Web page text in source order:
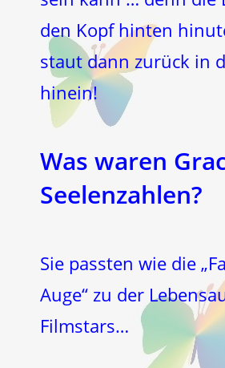
den Kopf hinten
staut dann zurück in
hinein!
Was waren
Seelenzahlen?
Sie passten wie die
Auge“ zu der
Filmstars…